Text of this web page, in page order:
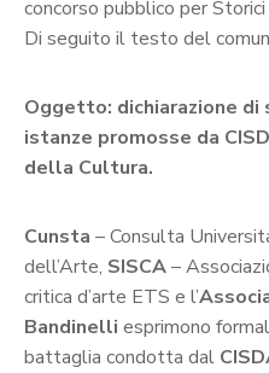
concorso pubblico per
Di seguito il testo del
Oggetto: dichiarazione
istanze promosse da
della Cultura.
Cunsta – Consulta
dell’Arte, SISCA–
critica d’arte ETS e l’
Bandinelli esprimono
battaglia condotta dal